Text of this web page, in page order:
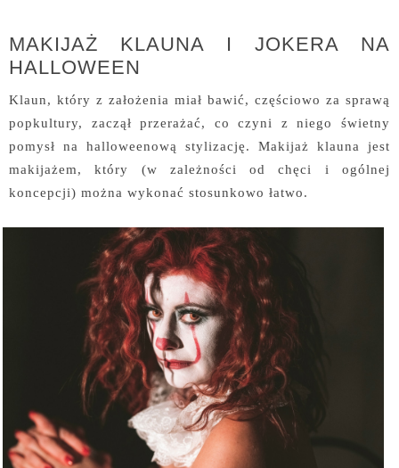
MAKIJAŻ KLAUNA I JOKERA NA
HALLOWEEN
Klaun, który z założenia miał bawić, częściowo za sprawą
popkultury, zaczął przerażać, co czyni z niego świetny
pomysł na halloweenową stylizację. Makijaż klauna jest
makijażem, który (w zależności od chęci i ogólnej
koncepcji) można wykonać stosunkowo łatwo.